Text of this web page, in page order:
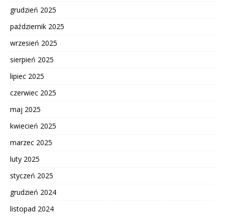
grudzień 2025
październik 2025
wrzesień 2025
sierpień 2025
lipiec 2025
czerwiec 2025
maj 2025
kwiecień 2025
marzec 2025
luty 2025
styczeń 2025
grudzień 2024
listopad 2024